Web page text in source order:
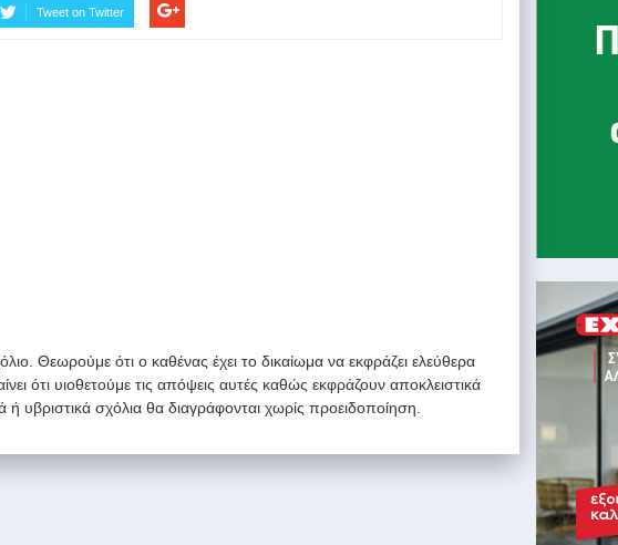
Tweet on Twitter
Θεωρούμε ότι ο καθένας έχει το δικαίωμα να εκφράζει ελεύθερα
ότι υιοθετούμε τις απόψεις αυτές καθώς εκφράζουν αποκλειστικά
υβριστικά σχόλια θα διαγράφονται χωρίς προειδοποίηση.